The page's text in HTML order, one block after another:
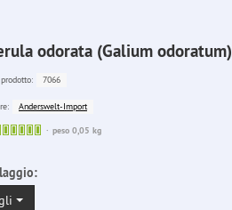
odorata (Galium odoratum)
7066
Anderswelt-Import
Sofort
peso 0,05 kg